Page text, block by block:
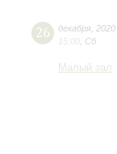
26 декабря 2020
15:00 Сб
Малый зал